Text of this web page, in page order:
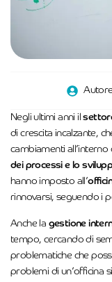
Negli ultimi anni il
di crescita incalzante,
cambiamenti
dei processi e lo
hanno imposto all’
rinnovarsi, seguendo i
Anche la gestione
tempo, cercando di
problematiche che
problemi di un’officina